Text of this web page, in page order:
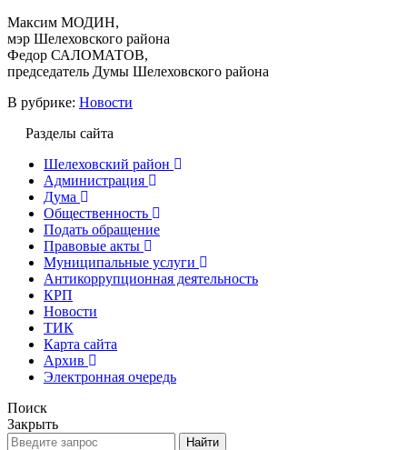
Максим МОДИН,
мэр Шелеховского района
Федор САЛОМАТОВ,
председатель Думы Шелеховского района
В рубрике: Новости
Разделы сайта
Шелеховский район
Администрация
Дума
Общественность
Подать обращение
Правовые акты
Муниципальные услуги
Антикоррупционная деятельность
КРП
Новости
ТИК
Карта сайта
Архив
Электронная очередь
Поиск
Закрыть
Найти